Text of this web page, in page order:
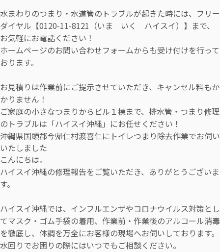
水まわりのつまり・水道管のトラブルが起きた時には、フリー
ダイヤル【0120-11-8121（いま いく ハイスイ）】まで、
お気軽にお電話ください！
ホームページのお問い合わせフォームからも受け付けを行って
おります。
お見積りは作業前にご提示させていただき、キャンセル料もか
かりません！
ご家庭の小さなつまりからビル１棟まで、排水管・つまり修理
のトラブルは「ハイスイ沖縄」にお任せください！
沖縄県国頭郡今帰仁村渡喜仁にトイレつまり除去作業でお伺い
いたしました
こんにちは。
ハイスイ沖縄の修理報告をご覧いただき、ありがとうございま
す。
ハイスイ沖縄では、インフルエンザやコロナウイルス対策とし
てマスク・ゴム手袋の着用、作業前・作業後のアルコール消毒
を徹底し、体調を万全にお客様の現場へお伺いしております。
水回りでお困りの際にはいつでもご相談ください。